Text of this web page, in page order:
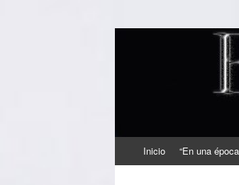
EL
Periodismo Inteligente
al
Inicio “En una